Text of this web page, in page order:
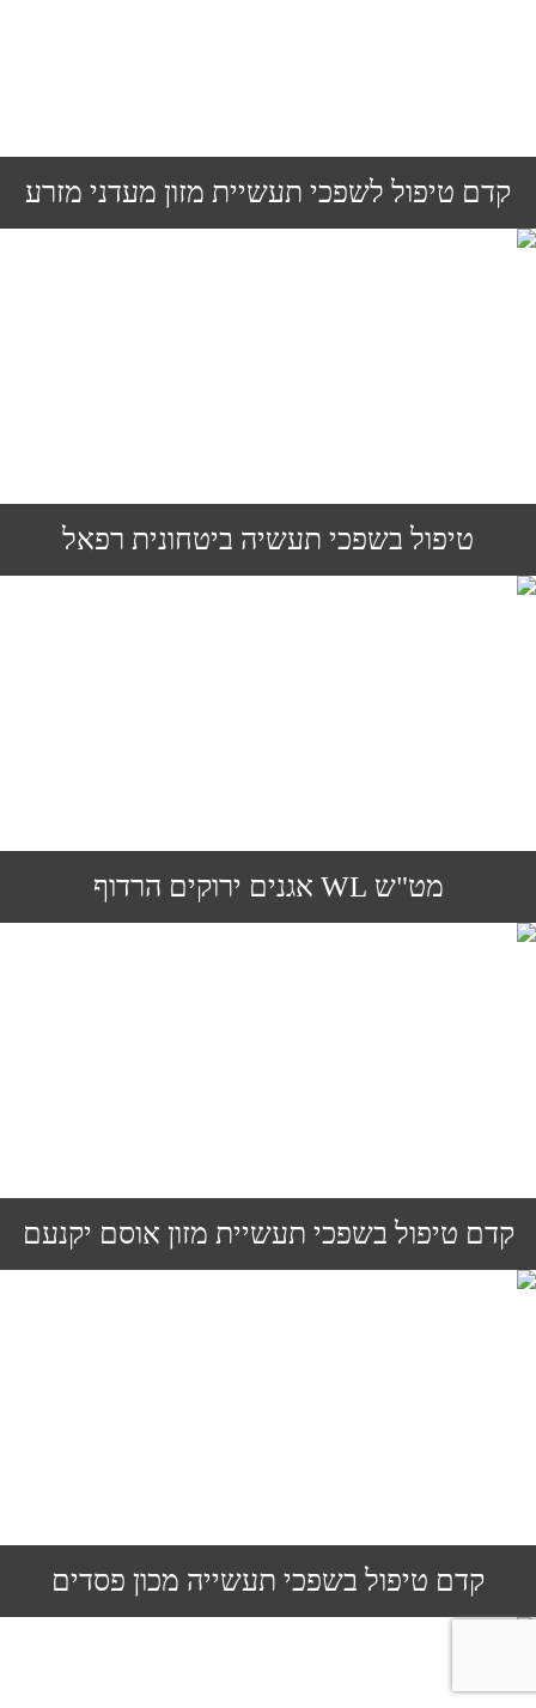
קדם טיפול לשפכי תעשיית מזון מעדני מזרע
טיפול בשפכי תעשיה ביטחונית רפאל
מט"ש WL אגנים ירוקים הרדוף
קדם טיפול בשפכי תעשיית מזון אוסם יקנעם
קדם טיפול בשפכי תעשייה מכון פסדים